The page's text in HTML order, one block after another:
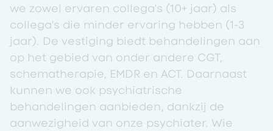
we zowel ervaren collega's (10+ jaar) als
collega's die minder ervaring hebben (1-3
jaar). De vestiging biedt behandelingen aan
op het gebied van onder andere CGT,
schematherapie, EMDR en ACT. Daarnaast
kunnen we ook psychiatrische
behandelingen aanbieden, dankzij de
aanwezigheid van onze psychiater. Wie